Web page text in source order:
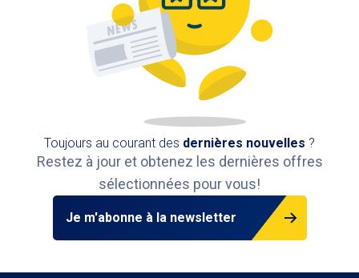
Toujours au courant des dernières nouvelles ?
Restez à jour et obtenez les dernières offres
sélectionnées pour vous!
Je m'abonne à la newsletter